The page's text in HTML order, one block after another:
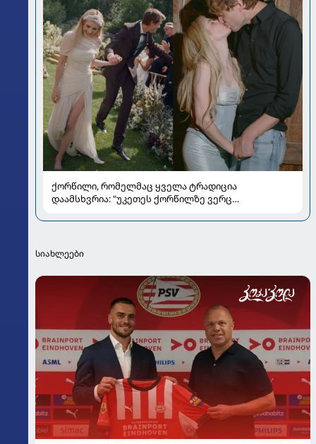
ქორწილი, რომელმაც ყველა ტრადიცია
დაამსხვრია: "უკეთეს ქორწილზე ვერც
სიახლეები